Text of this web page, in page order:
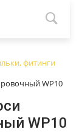
фитинги
WP10
WP10